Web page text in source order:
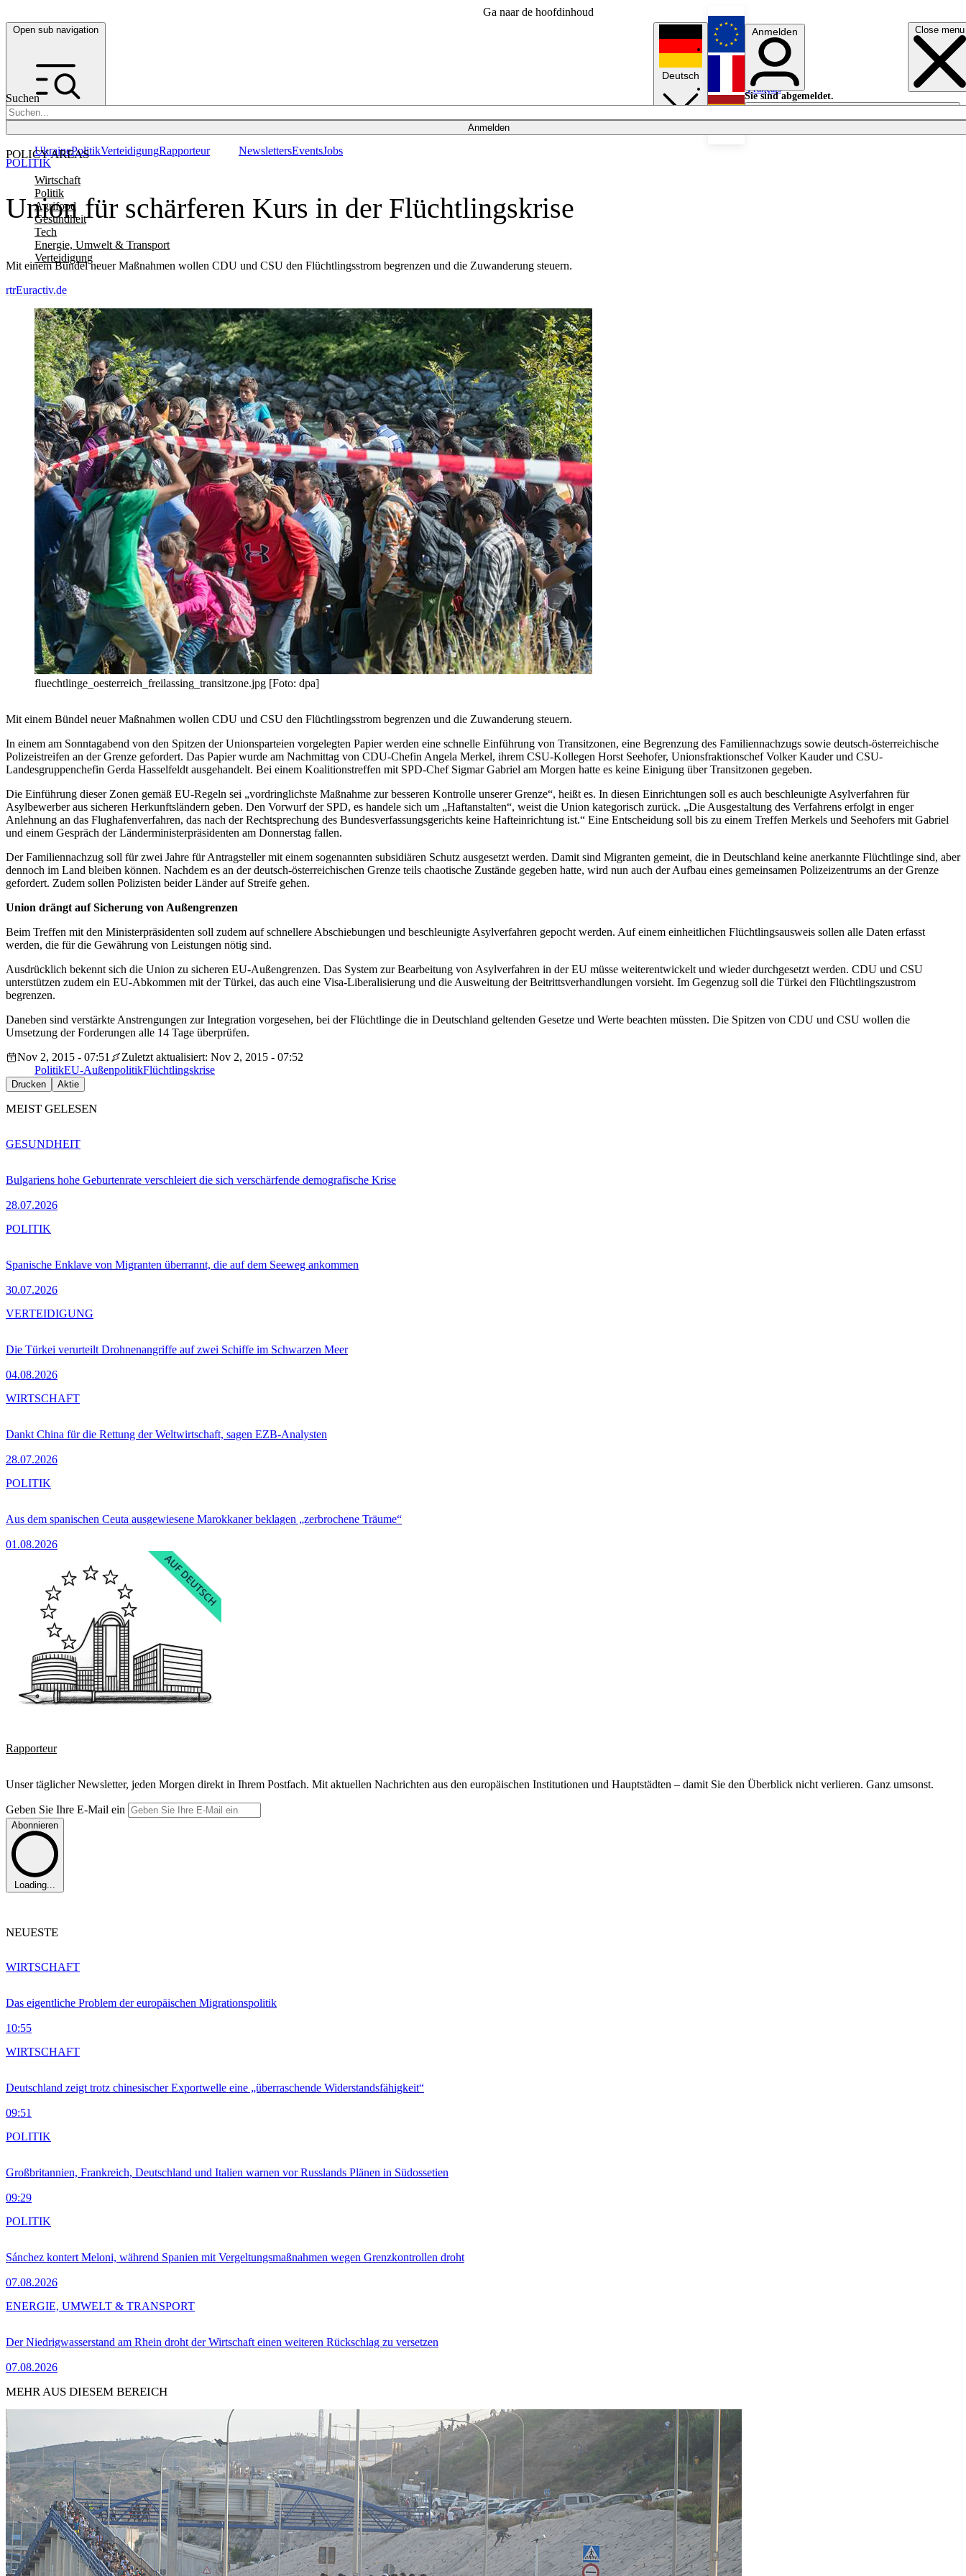
Ga naar de hoofdinhoud
Open sub navigation Close menu
Suchen
Anmelden
POLICY AREAS
Wirtschaft
Politik
Agrifood
Gesundheit
Tech
Energie, Umwelt & Transport
Verteidigung
UkrainePolitikVerteidigungRapporteur NewslettersEventsJobs
Deutsch
English
Français
Anmelden
Sie sind abgemeldet.
Anmelden
Licht aus
Union für schärferen Kurs in der Flüchtlingskrise
Mit einem Bündel neuer Maßnahmen wollen CDU und CSU den Flüchtlingsstrom begrenzen und die Zuwanderung steuern.
POLITIK
rtrEuractiv.de
fluechtlinge_oesterreich_freilassing_transitzone.jpg [Foto: dpa]
Mit einem Bündel neuer Maßnahmen wollen CDU und CSU den Flüchtlingsstrom begrenzen und die Zuwanderung steuern.
In einem am Sonntagabend von den Spitzen der Unionsparteien vorgelegten Papier werden eine schnelle Einführung von Transitzonen, eine Begrenzung des Familiennachzugs sowie deutsch-österreichische
Polizeistreifen an der Grenze gefordert. Das Papier wurde am Nachmittag von CDU-Chefin Angela Merkel, ihrem CSU-Kollegen Horst Seehofer, Unionsfraktionschef Volker Kauder und CSU-
Landesgruppenchefin Gerda Hasselfeldt ausgehandelt. Bei einem Koalitionstreffen mit SPD-Chef Sigmar Gabriel am Morgen hatte es keine Einigung über Transitzonen gegeben.
Die Einführung dieser Zonen gemäß EU-Regeln sei „vordringlichste Maßnahme zur besseren Kontrolle unserer Grenze“, heißt es. In diesen Einrichtungen soll es auch beschleunigte Asylverfahren für
Asylbewerber aus sicheren Herkunftsländern geben. Den Vorwurf der SPD, es handele sich um „Haftanstalten“, weist die Union kategorisch zurück. „Die Ausgestaltung des Verfahrens erfolgt in enger
Anlehnung an das Flughafenverfahren, das nach der Rechtsprechung des Bundesverfassungsgerichts keine Hafteinrichtung ist.“ Eine Entscheidung soll bis zu einem Treffen Merkels und Seehofers mit Gabriel
und einem Gespräch der Länderministerpräsidenten am Donnerstag fallen.
Der Familiennachzug soll für zwei Jahre für Antragsteller mit einem sogenannten subsidiären Schutz ausgesetzt werden. Damit sind Migranten gemeint, die in Deutschland keine anerkannte Flüchtlinge sind, aber
dennoch im Land bleiben können. Nachdem es an der deutsch-österreichischen Grenze teils chaotische Zustände gegeben hatte, wird nun auch der Aufbau eines gemeinsamen Polizeizentrums an der Grenze
gefordert. Zudem sollen Polizisten beider Länder auf Streife gehen.
Union drängt auf Sicherung von Außengrenzen
Beim Treffen mit den Ministerpräsidenten soll zudem auf schnellere Abschiebungen und beschleunigte Asylverfahren gepocht werden. Auf einem einheitlichen Flüchtlingsausweis sollen alle Daten erfasst
werden, die für die Gewährung von Leistungen nötig sind.
Ausdrücklich bekennt sich die Union zu sicheren EU-Außengrenzen. Das System zur Bearbeitung von Asylverfahren in der EU müsse weiterentwickelt und wieder durchgesetzt werden. CDU und CSU
unterstützen zudem ein EU-Abkommen mit der Türkei, das auch eine Visa-Liberalisierung und die Ausweitung der Beitrittsverhandlungen vorsieht. Im Gegenzug soll die Türkei den Flüchtlingszustrom
begrenzen.
Daneben sind verstärkte Anstrengungen zur Integration vorgesehen, bei der Flüchtlinge die in Deutschland geltenden Gesetze und Werte beachten müssten. Die Spitzen von CDU und CSU wollen die
Umsetzung der Forderungen alle 14 Tage überprüfen.
Nov 2, 2015 - 07:51
Zuletzt aktualisiert: Nov 2, 2015 - 07:52
PolitikEU-AußenpolitikFlüchtlingskrise
Drucken Aktie
MEIST GELESEN
Bulgariens hohe Geburtenrate verschleiert die sich verschärfende demografische Krise
28.07.2026
GESUNDHEIT
Spanische Enklave von Migranten überrannt, die auf dem Seeweg ankommen
30.07.2026
POLITIK
Die Türkei verurteilt Drohnenangriffe auf zwei Schiffe im Schwarzen Meer
04.08.2026
VERTEIDIGUNG
Dankt China für die Rettung der Weltwirtschaft, sagen EZB-Analysten
28.07.2026
WIRTSCHAFT
Aus dem spanischen Ceuta ausgewiesene Marokkaner beklagen „zerbrochene Träume“
01.08.2026
POLITIK
Rapporteur
Unser täglicher Newsletter, jeden Morgen direkt in Ihrem Postfach. Mit aktuellen Nachrichten aus den europäischen Institutionen und Hauptstädten – damit Sie den Überblick nicht verlieren. Ganz umsonst.
Geben Sie Ihre E-Mail ein
Abonnieren
Loading...
NEUESTE
Das eigentliche Problem der europäischen Migrationspolitik
10:55
WIRTSCHAFT
Deutschland zeigt trotz chinesischer Exportwelle eine „überraschende Widerstandsfähigkeit“
09:51
WIRTSCHAFT
Großbritannien, Frankreich, Deutschland und Italien warnen vor Russlands Plänen in Südossetien
09:29
POLITIK
Sánchez kontert Meloni, während Spanien mit Vergeltungsmaßnahmen wegen Grenzkontrollen droht
07.08.2026
POLITIK
Der Niedrigwasserstand am Rhein droht der Wirtschaft einen weiteren Rückschlag zu versetzen
07.08.2026
ENERGIE, UMWELT & TRANSPORT
MEHR AUS DIESEM BEREICH